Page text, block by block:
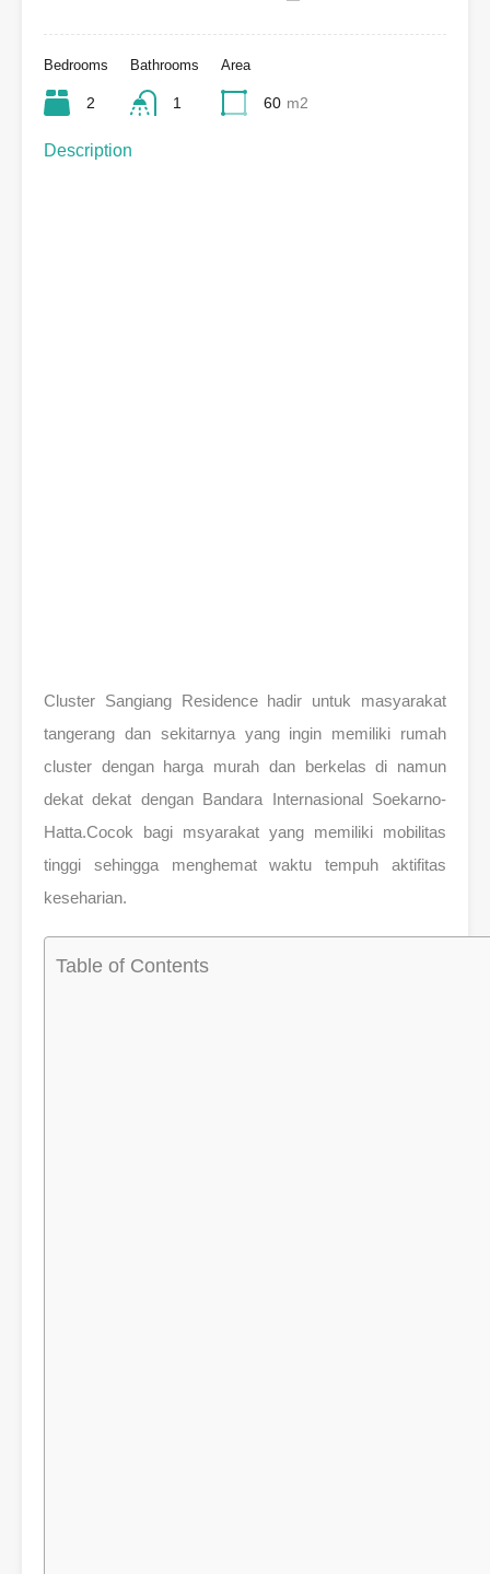
Bedrooms
2
Bathrooms
1
Area
60 m2
Description
Cluster Sangiang Residence hadir untuk masyarakat
tangerang dan sekitarnya yang ingin memiliki rumah
cluster dengan harga murah dan berkelas di namun
dekat dekat dengan Bandara Internasional Soekarno-
Hatta.Cocok bagi msyarakat yang memiliki mobilitas
tinggi sehingga menghemat waktu tempuh aktifitas
keseharian.
Table of Contents